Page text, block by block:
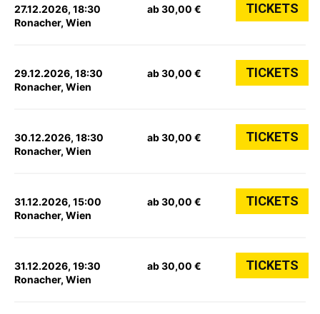
27.12.2026, 18:30
Ronacher, Wien
ab 30,00 € TICKETS
29.12.2026, 18:30
Ronacher, Wien
ab 30,00 € TICKETS
30.12.2026, 18:30
Ronacher, Wien
ab 30,00 € TICKETS
31.12.2026, 15:00
Ronacher, Wien
ab 30,00 € TICKETS
31.12.2026, 19:30
Ronacher, Wien
ab 30,00 € TICKETS